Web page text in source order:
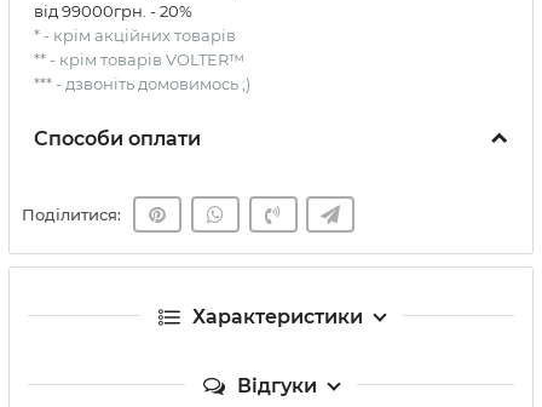
від 99000грн. - 20%
* - крім акційних товарів
** - крім товарів VOLTER™
*** - дзвоніть домовимось ;)
Способи оплати
Поділитися:
Характеристики
Відгуки